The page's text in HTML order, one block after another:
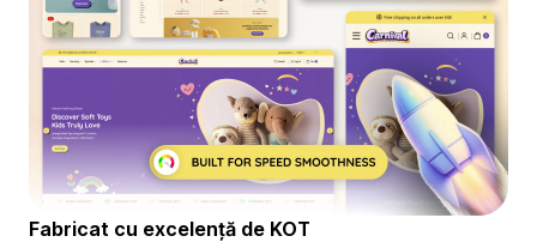
Fabricat cu excelență de KOT